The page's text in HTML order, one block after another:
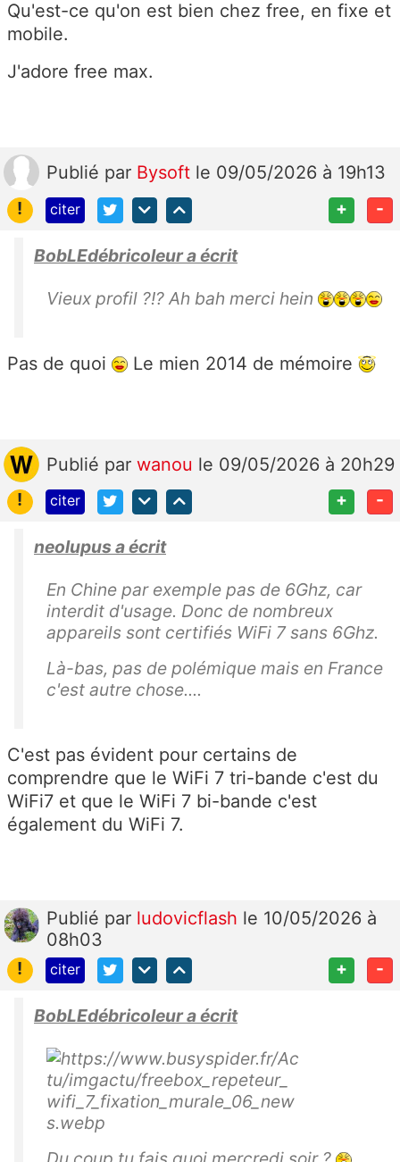
Qu'est-ce qu'on est bien chez free, en fixe et
mobile.
J'adore free max.
Publié par Bysoft le 09/05/2026 à 19h13
!
citer + -
BobLEdébricoleur a écrit
Vieux profil ?!? Ah bah merci hein
Pas de quoi Le mien 2014 de mémoire
Publié par wanou le 09/05/2026 à 20h29
!
citer + -
neolupus a écrit
En Chine par exemple pas de 6Ghz, car
interdit d'usage. Donc de nombreux
appareils sont certifiés WiFi 7 sans 6Ghz.
Là-bas, pas de polémique mais en France
c'est autre chose....
C'est pas évident pour certains de
comprendre que le WiFi 7 tri-bande c'est du
WiFi7 et que le WiFi 7 bi-bande c'est
également du WiFi 7.
Publié par ludovicflash le 10/05/2026 à
08h03
!
citer + -
BobLEdébricoleur a écrit